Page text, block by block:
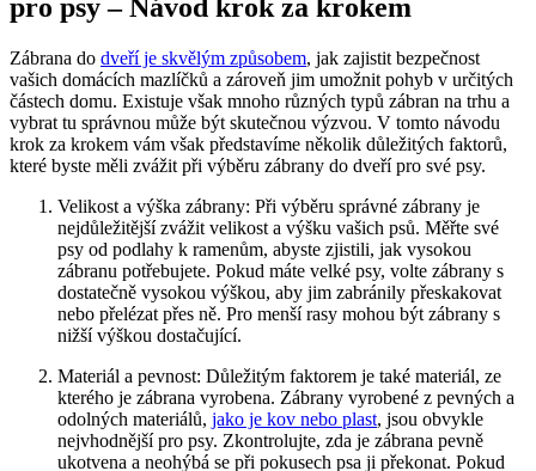
pro ‍psy – ⁣Návod krok‍ za krokem
Zábrana do dveří je skvělým způsobem, jak zajistit bezpečnost ​
vašich domácích mazlíčků ⁣a zároveň‌ jim umožnit pohyb v⁣ určitých
částech domu. Existuje však mnoho různých typů zábran na trhu a
vybrat‍ tu‌ správnou může být skutečnou výzvou. ⁢V tomto návodu
‍krok za krokem‍ vám však představíme několik⁤ důležitých ⁣faktorů,
⁣které ⁢byste měli zvážit při výběru zábrany do dveří pro své⁢ psy.
Velikost a⁣ výška zábrany: Při výběru správné zábrany je
nejdůležitější zvážit velikost a ‌výšku vašich⁤ psů.⁢ Měřte ⁢své
psy ⁤od podlahy k ramenům,⁢ abyste ⁢zjistili, jak vysokou
zábranu potřebujete. Pokud máte velké psy, volte zábrany ‍s
dostatečně ⁣vysokou výškou,​ aby jim zabránily přeskakovat
nebo přelézat přes ně. Pro menší rasy‍ mohou být zábrany s
‍nižší ‌výškou dostačující.
Materiál ⁢a ⁢pevnost: Důležitým faktorem je také materiál, ze
kterého je zábrana ​vyrobena. Zábrany vyrobené z pevných a
odolných ⁤materiálů, jako je kov nebo plast,‍ jsou obvykle
⁤nejvhodnější​ pro psy.⁣ Zkontrolujte,⁣ zda ⁢je zábrana pevně⁣
ukotvena​ a ⁣neohýbá se při⁤ pokusech psa⁤ ji překonat. ⁢Pokud⁤